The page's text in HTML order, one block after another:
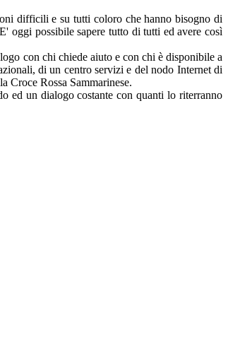
difficili e su tutti coloro che hanno bisogno di
oggi possibile sapere tutto di tutti ed avere così
con chi chiede aiuto e con chi è disponibile a
di un centro servizi e del nodo Internet di
Croce Rossa Sammarinese.
ed un dialogo costante con quanti lo riterranno